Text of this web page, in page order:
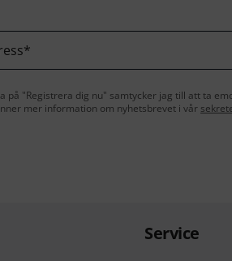
*
på "Registrera dig nu" samtycker jag till att ta
mer information om nyhetsbrevet i vår
Service